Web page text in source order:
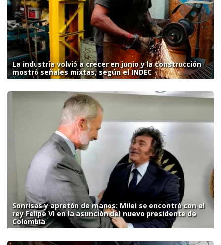
La industria volvió a crecer en junio y la construcción
mostró señales mixtas, según el INDEC
Sonrisas y apretón de manos: Milei se encontró con el
rey Felipe VI en la asunción del nuevo presidente de
Colombia